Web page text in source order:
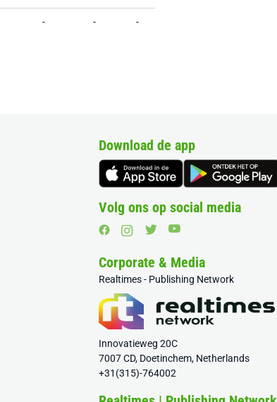
- - -
Download de app
Volg ons op social media
Corporate & Media
Realtimes - Publishing Network
Innovatieweg 20C
7007 CD, Doetinchem, Netherlands
+31(315)-764002